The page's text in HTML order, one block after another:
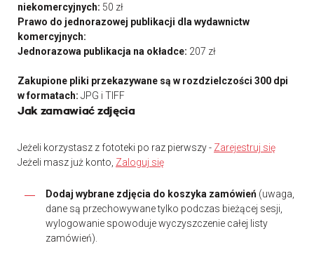
niekomercyjnych: 50 zł
Prawo do jednorazowej publikacji dla wydawnictw
komercyjnych:
Jednorazowa publikacja na okładce: 207 zł
Zakupione pliki przekazywane są w rozdzielczości 300 dpi
w formatach: JPG i TIFF
Jak zamawiać zdjęcia
Jeżeli korzystasz z fototeki po raz pierwszy - Zarejestruj się
Jeżeli masz już konto, Zaloguj się
Dodaj wybrane zdjęcia do koszyka zamówień (uwaga,
dane są przechowywane tylko podczas bieżącej sesji,
wylogowanie spowoduje wyczyszczenie całej listy
zamówień).